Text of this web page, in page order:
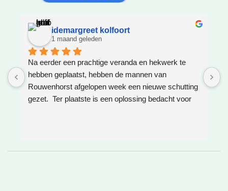
idemargreet kolfoort
1 maand geleden
Na eerder een prachtige veranda en hekwerk te
hebben geplaatst, hebben de mannen van
Rouwenhorst afgelopen week een nieuwe schutting
gezet.  Ter plaatste is een oplossing bedacht voor